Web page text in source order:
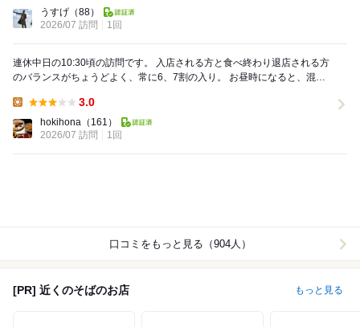
うすげ （88）
2026/07 訪問
1回
連休中日の10:30頃の訪問です。 入店される方と食べ終わり退店される方
のバランスがちょうどよく、常に6、7割の入り。 お昼時になると、混雑
3.0
hokihona （161）
2026/07 訪問
1回
口コミをもっと見る（904人）
[PR] 近くのそばのお店 もっと見る